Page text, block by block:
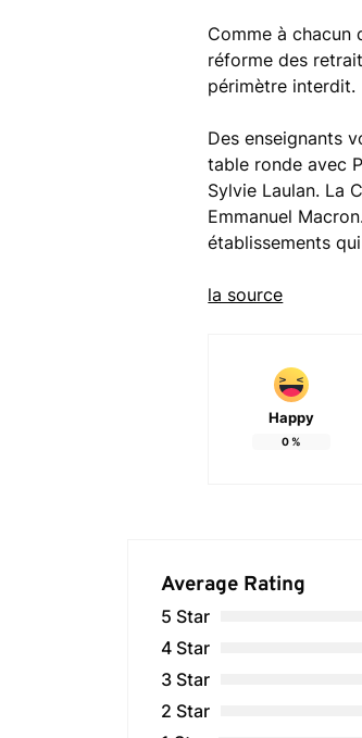
Comme à chacun
réforme des
périmètre interdit.
Des enseignants
table ronde avec
Sylvie Laulan. La
Emmanuel
établissements
la source
Happy
0%
Average Rating
5 Star
4 Star
3 Star
2 Star